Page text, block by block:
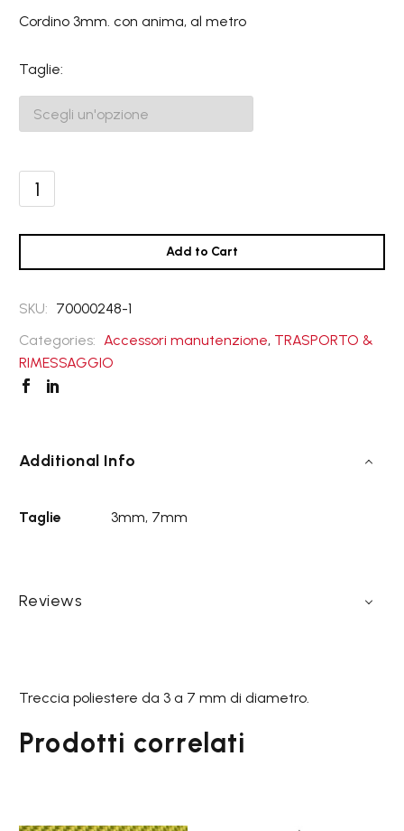
Cordino 3mm. con anima, al metro
Taglie
Cordino
3-
anima,
metro
quantità
Add to Cart
SKU: 70000248-1
Categories: Accessori manutenzione, TRASPORTO &
RIMESSAGGIO
Additional Info
Taglie 3mm, 7mm
Reviews
Treccia poliestere da 3 a 7 mm di diametro.
Prodotti correlati